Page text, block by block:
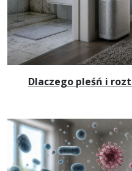
Dlaczego pleśń i